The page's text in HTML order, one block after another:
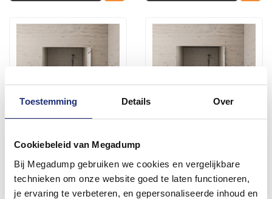
Toestemming Details Over
Cookiebeleid van Megadump
Bij Megadump gebruiken we cookies en vergelijkbare
technieken om onze website goed te laten functioneren,
je ervaring te verbeteren, en gepersonaliseerde inhoud en
AKTIE! Badmeubel Boss &
Wessing Paris 120 cm Mat
Zwart Wastafel Compleet
Hoogglans Antraciet (2
kraangaten)
3 tot 5 werkdagen
Wessing Paris 120 cm Met
Topplaat Mat Zwart
3 tot 5 werkdagen